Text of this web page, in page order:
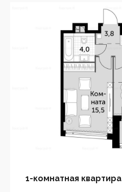
1-комнатная квартира